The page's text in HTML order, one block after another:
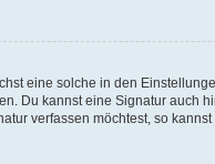
eine solche in den
Du kannst eine Signatur
verfassen möchtest, so